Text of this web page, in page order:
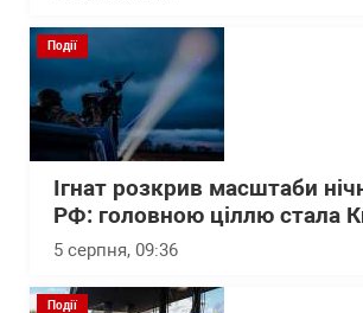
Події
Ігнат розкрив масштаби
РФ: головною ціллю стала
5 серпня, 09:36
Події